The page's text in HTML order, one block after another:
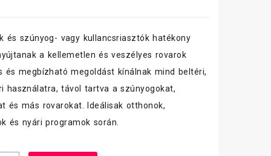
és szúnyog- vagy kullancsriasztók hatékony
a kellemetlen és veszélyes rovarok
és megbízható megoldást kínálnak mind beltéri,
használatra, távol tartva a szúnyogokat,
és más rovarokat. Ideálisak otthonok,
és nyári programok során.